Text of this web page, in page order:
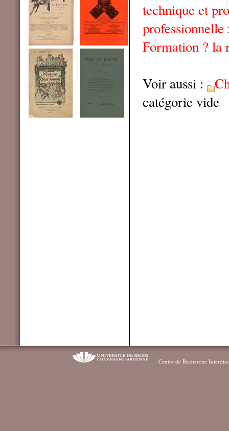
technique et
professionnelle
Formation ? la
Voir aussi :
catégorie vide
Centre de Recherche